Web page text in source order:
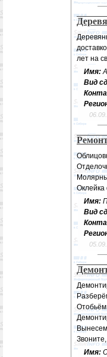
лет на
Имя:
Вид
Оклейка
Имя:
Вид
Отобьём
Имя: